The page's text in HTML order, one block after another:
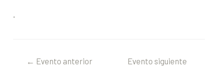
← Evento anterior
Evento siguiente